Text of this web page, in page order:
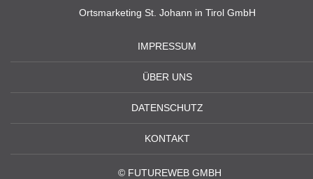
Ortsmarketing St. Johann in Tirol GmbH
IMPRESSUM
ÜBER UNS
DATENSCHUTZ
KONTAKT
© FUTUREWEB GMBH